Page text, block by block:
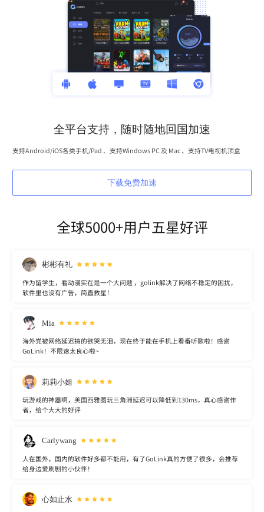
全平台支持，随时随地回国加速
支持Android/iOS各类手机/Pad 、支持Windows PC 及 Mac 、支持TV电视机顶盒
下载免费加速
全球5000+用户五星好评
彬彬有礼
作为留学生，看动漫实在是一个大问题 ，golink解决了网络不稳定的困扰，
软件里也没有广告，简直救星！
Mia
海外党被网络延迟搞的欲哭无泪，现在终于能在手机上看番听歌啦！感谢
GoLink！不限速太良心啦~
莉莉小姐
玩游戏的神器啊，美国西雅图玩三角洲延迟可以降低到130ms，真心感谢作
者，给个大大的好评
Carlywang
人在国外，国内的软件好多都不能用，有了GoLink真的方便了很多，会推荐
给身边爱刷剧的小伙伴！
心如止水